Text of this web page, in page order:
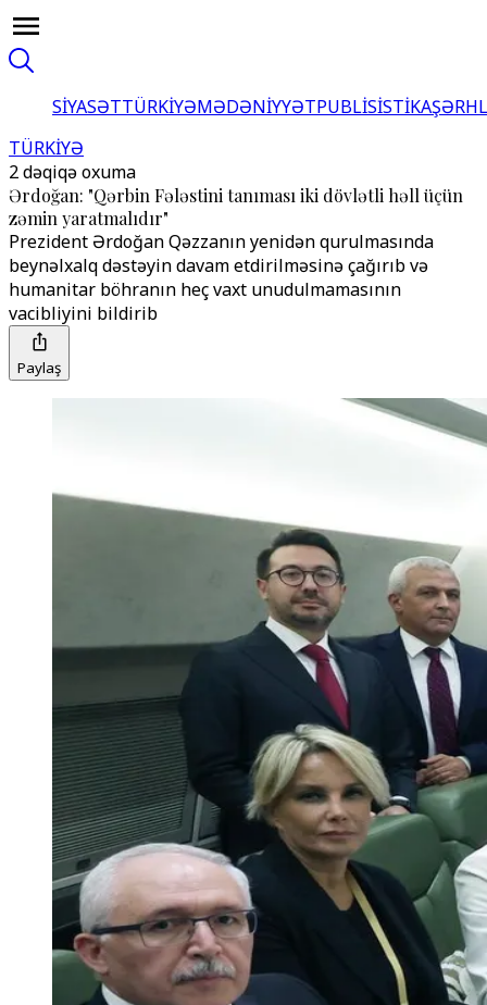
SİYASƏTTÜRKİYƏMƏDƏNİYYƏTPUBLİSİSTİKA
TÜRKİYƏ
2 dəqiqə oxuma
Ərdoğan: "Qərbin Fələstini tanıması iki dövlətli həll üçün
zəmin yaratmalıdır"
Prezident Ərdoğan Qəzzanın yenidən qurulmasında
beynəlxalq dəstəyin davam etdirilməsinə çağırıb və
humanitar böhranın heç vaxt unudulmamasının
vacibliyini bildirib
Paylaş